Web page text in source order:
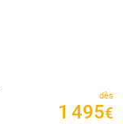
dès
1 495€